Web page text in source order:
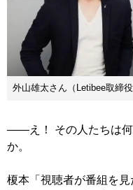
外山雄太さん（Letibee取締役
――え！ その人たちは何
か。
榎本「視聴者が番組を見